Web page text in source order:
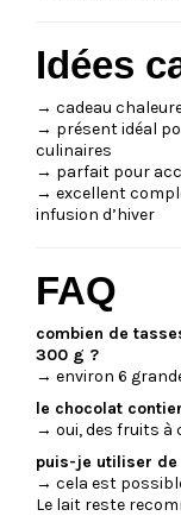
Idées
→ cadeau
→ présent idéal
culinaires
→ parfait pour
→ excellent
infusion d’hiver
FAQ
combien de
300 g ?
→ environ 6
le chocolat
→ oui, des fruits à
puis-je utiliser de
→ cela est
Le lait reste